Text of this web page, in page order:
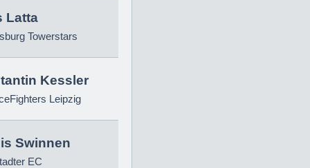
Latta
Towerstars
Kessler
Leipzig
Swinnen
EC